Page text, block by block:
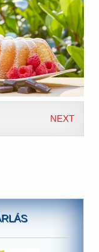
NEXT